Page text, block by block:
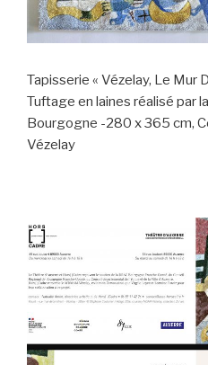
Tapisserie « Vézelay, Le Mur
Tuftage en laines réalisé par
Bourgogne -280 x 365 cm,
Vézelay